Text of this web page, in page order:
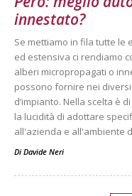
innestato?
Se mettiamo in fila tutte
ed estensiva ci rendiamo
alberi micropropagati o
possono fornire nei
d’impianto. Nella scelta è
la lucidità di adottare
all'azienda e all'ambiente
Di Davide Neri